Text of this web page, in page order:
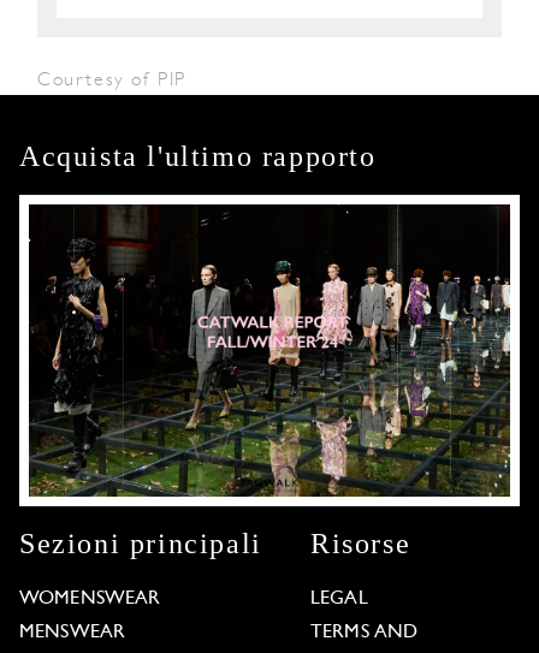
Courtesy of PIP
Acquista l'ultimo rapporto
Sezioni principali
WOMENSWEAR
MENSWEAR
Risorse
LEGAL
TERMS AND